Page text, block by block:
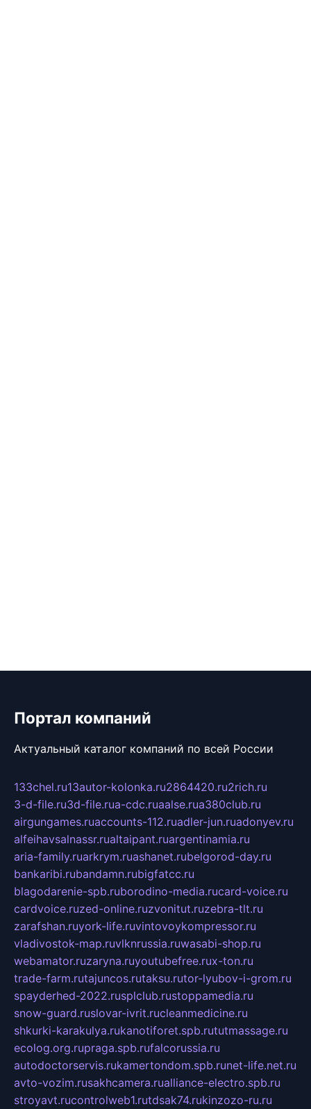
Портал компаний
Актуальный каталог компаний по всей России
133chel.ru13autor-kolonka.ru2864420.ru2rich.ru
3-d-file.ru3d-file.rua-cdc.ruaalse.rua380club.ru
airgungames.ruaccounts-112.ruadler-jun.ruadonyev.ru
alfeihavsalnassr.rualtaipant.ruargentinamia.ru
aria-family.ruarkrym.ruashanet.rubelgorod-day.ru
bankaribi.rubandamn.rubigfatcc.ru
blagodarenie-spb.ruborodino-media.rucard-voice.ru
cardvoice.ruzed-online.ruzvonitut.ruzebra-tlt.ru
zarafshan.ruyork-life.ruvintovoykompressor.ru
vladivostok-map.ruvlknrussia.ruwasabi-shop.ru
webamator.ruzaryna.ruyoutubefree.rux-ton.ru
trade-farm.rutajuncos.rutaksu.rutor-lyubov-i-grom.ru
spayderhed-2022.rusplclub.rustoppamedia.ru
snow-guard.ruslovar-ivrit.rucleanmedicine.ru
shkurki-karakulya.rukanotiforet.spb.rututmassage.ru
ecolog.org.rupraga.spb.rufalcorussia.ru
autodoctorservis.rukamertondom.spb.runet-life.net.ru
avto-vozim.rusakhcamera.rualliance-electro.spb.ru
stroyavt.rucontrolweb1.rutdsak74.rukinzozo-ru.ru